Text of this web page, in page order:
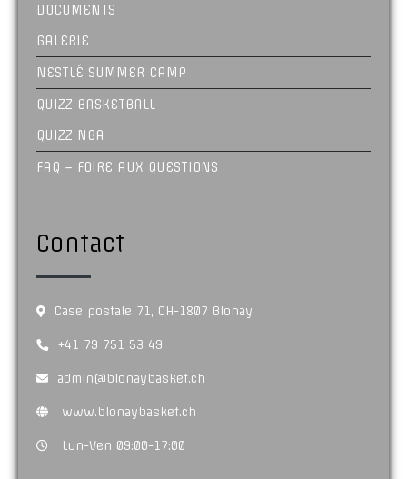
DOCUMENTS
GALERIE
NESTLÉ SUMMER CAMP
QUIZZ BASKETBALL
QUIZZ NBA
FAQ – FOIRE AUX QUESTIONS
Contact
Case postale 71, CH-1807 Blonay
+41 79 751 53 49
admin@blonaybasket.ch
www.blonaybasket.ch
Lun-Ven 09:00-17:00